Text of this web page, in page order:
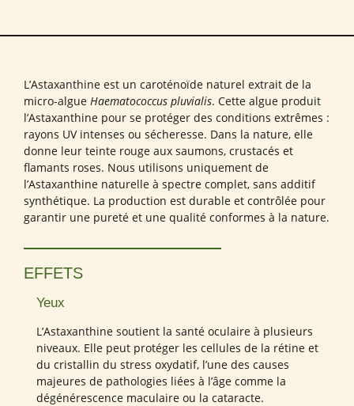
L’Astaxanthine est un caroténoïde naturel extrait de la
micro-algue Haematococcus pluvialis. Cette algue produit
l’Astaxanthine pour se protéger des conditions extrêmes :
rayons UV intenses ou sécheresse. Dans la nature, elle
donne leur teinte rouge aux saumons, crustacés et
flamants roses. Nous utilisons uniquement de
l’Astaxanthine naturelle à spectre complet, sans additif
synthétique. La production est durable et contrôlée pour
garantir une pureté et une qualité conformes à la nature.
EFFETS
Yeux
L’Astaxanthine soutient la santé oculaire à plusieurs
niveaux. Elle peut protéger les cellules de la rétine et
du cristallin du stress oxydatif, l’une des causes
majeures de pathologies liées à l’âge comme la
dégénérescence maculaire ou la cataracte.